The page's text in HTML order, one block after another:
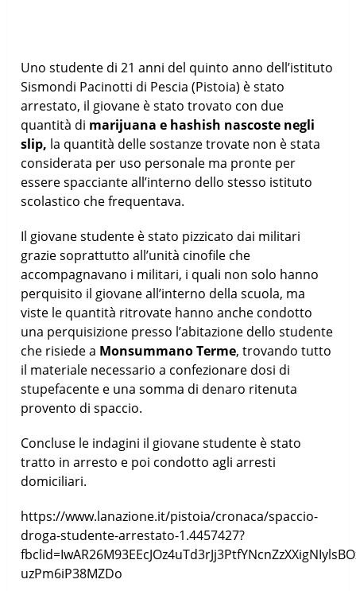
Uno studente di 21 anni del quinto anno dell’istituto
Sismondi Pacinotti di Pescia (Pistoia) è stato
arrestato, il giovane è stato trovato con due
quantità di marijuana e hashish nascoste negli
slip, la quantità delle sostanze trovate non è stata
considerata per uso personale ma pronte per
essere spacciante all’interno dello stesso istituto
scolastico che frequentava.
Il giovane studente è stato pizzicato dai militari
grazie soprattutto all’unità cinofile che
accompagnavano i militari, i quali non solo hanno
perquisito il giovane all’interno della scuola, ma
viste le quantità ritrovate hanno anche condotto
una perquisizione presso l’abitazione dello studente
che risiede a Monsummano Terme, trovando tutto
il materiale necessario a confezionare dosi di
stupefacente e una somma di denaro ritenuta
provento di spaccio.
Concluse le indagini il giovane studente è stato
tratto in arresto e poi condotto agli arresti
domiciliari.
https://www.lanazione.it/pistoia/cronaca/spaccio-
droga-studente-arrestato-1.4457427?
uzPm6iP38MZDo